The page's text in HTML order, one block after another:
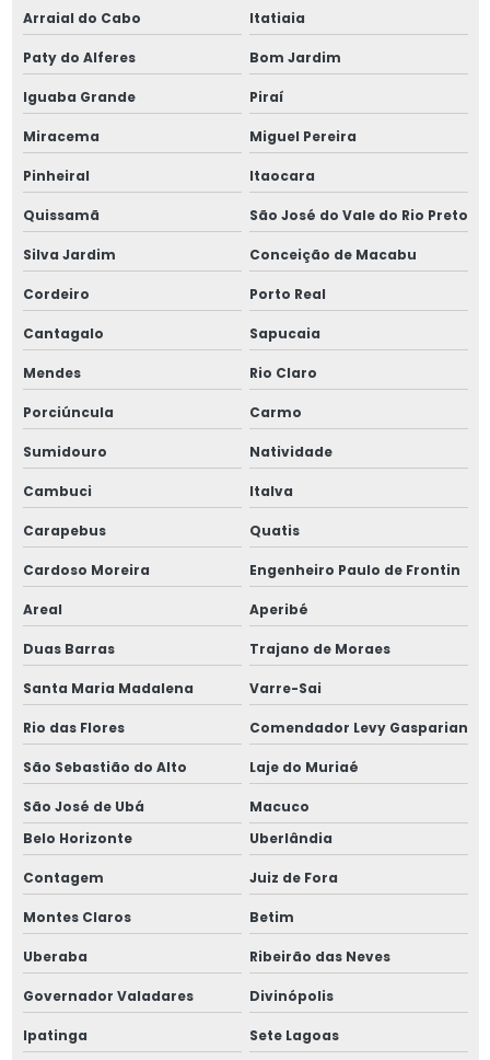
Molas tração
Molas de tração industrial
Molas de tração de inox
Molas de tração com olhal
Molas de tração pesadas
Parafuso allen 3 4
Parafuso allen 5 8
Parafuso allen 5mm
Parafuso allen 7 32
Parafuso allen cabeça chata din 7991
Parafuso allen cabeça chata inox
Parafuso allen cabeça chata m10
Parafuso allen cabeça chata m12
Parafuso allen cabeça chata m16
Parafuso allen cabeça chata m4
Parafuso allen cabeça chata m5
Parafuso allen cabeça chata m8
Parafuso corpo retificado
Parafuso corpo retificado din 9841
Parafuso corpo retificado iso 7379
Arraial do Cabo Itatiaia
Paty do Alferes Bom Jardim
Iguaba Grande Piraí
Miracema Miguel Pereira
Pinheiral Itaocara
Quissamã São José do Vale do Rio Preto
Silva Jardim Conceição de Macabu
Cordeiro Porto Real
Cantagalo Sapucaia
Mendes Rio Claro
Porciúncula Carmo
Sumidouro Natividade
Cambuci Italva
Carapebus Quatis
Cardoso Moreira Engenheiro Paulo de Frontin
Areal Aperibé
Duas Barras Trajano de Moraes
Santa Maria Madalena Varre-Sai
Rio das Flores Comendador Levy Gasparian
São Sebastião do Alto Laje do Muriaé
São José de Ubá
Macuco
Belo Horizonte
Uberlândia
Contagem Juiz de Fora
Montes Claros Betim
Uberaba Ribeirão das Neves
Governador Valadares Divinópolis
Ipatinga Sete Lagoas